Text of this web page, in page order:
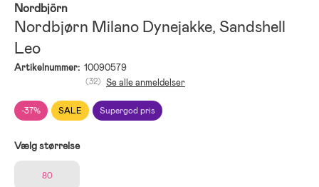
Nordbjörn
Nordbjørn Milano Dynejakke, Sandshell
Leo
Artikelnummer: 10090579
-37% SALE Supergod pris
(32) Se alle anmeldelser
Vælg størrelse
80